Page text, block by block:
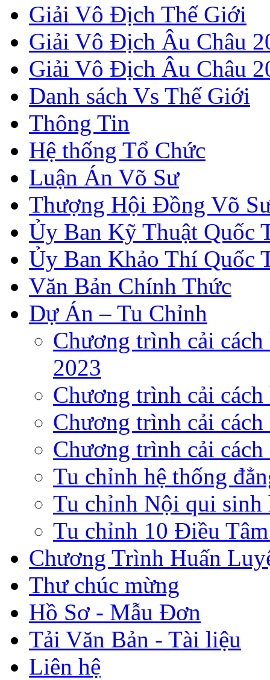
Giải Vô Địch Thế Giới
Giải Vô Địch Âu Châu
Giải Vô Địch Âu Châu
Danh sách Vs Thế Giới
Thông Tin
Hệ thống Tổ Chức
Luận Án Võ Sư
Thượng Hội Đồng Võ
Ủy Ban Kỹ Thuật Quốc
Ủy Ban Khảo Thí Quốc
Văn Bản Chính Thức
Dự Án – Tu Chỉnh
Chương trình cải
2023
Chương trình cải
Chương trình cải
Chương trình cải cách
Tu chỉnh hệ thống
Tu chỉnh Nội qui sinh
Tu chỉnh 10 Điều
Chương Trình Huấn
Thư chúc mừng
Hồ Sơ - Mẫu Đơn
Tải Văn Bản - Tài liệu
Liên hệ